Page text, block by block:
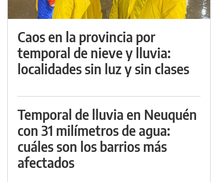
Caos en la provincia por
temporal de nieve y lluvia:
localidades sin luz y sin clases
Temporal de lluvia en Neuquén
con 31 milímetros de agua:
cuáles son los barrios más
afectados